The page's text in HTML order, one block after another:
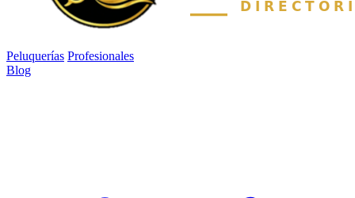
Peluquerías Profesionales
Blog